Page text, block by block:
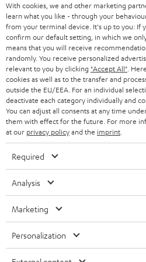
Für dein erstes DJ-Set auf der Home-
High-End-Anlage. Für Einsteiger lohnt
auf vollaktive, modulare Lautsprecher-
oder unsere ROCKSTER Serie. Die
bis zu 121 dB und besitzen ein
Die Tragegriffe und mitgelieferten Rollen
die nötige Mobilität.
Teufel & Pioneer
Eine hohe Qualität ist uns wichtig,
Partner wie Pioneer DJ, für ein technisch
Komponenten.
perfekt synchronisiert ab und
Mit dem 2-Kanal-DJ-Controller
ist es extrem einfach deine Mixe
amtlich aufzuheizen
Das portable Pionieer XDJ-RR All-
seriösen Musiklieferanten mit hohen
n
g
STEREO
SMART HOME
BLUETOOTH-LAUTSPRECHER
KOPFHÖRER
BLUETOOTH-KOPFHÖRER
LAUTSPRECHER
ULTIMA-SERIE
IN-EAR-KOPFHÖRER
FANSHOP
PRESSE & MARKETING
GESCHÄFTSKUNDEN
PARTNERPROGRAMM
BLOG
NEWSLETTER
STORES
DEINE VORTEILE BEI TEUFEL
TEUFEL STORY
UNSER MANAGEMENT
DEUTSCHLAND
ÖSTERREICH
SCHWEIZ
NIEDERLANDE
BELGIEN
POLEN
SPANIEN
Technische Änderungen, Tippfehler und
Fotos abgebildete Zubehör ist nicht im
With cookies, we and other marketing
learn what you like - through your
from your terminal device. It's up to you: If
confirm our default setting, in which we
means that you will receive
randomly. You receive personalized
relevant to you by clicking "Accept All" .
cookies as well as to the transfer and
outside the EU/EEA. For an individual
deactivate each category individually and
You can adjust all consents at any time
them with effect for the future. For more
at our privacy policyand the imprint
Required
Analysis
Marketing
Personalization